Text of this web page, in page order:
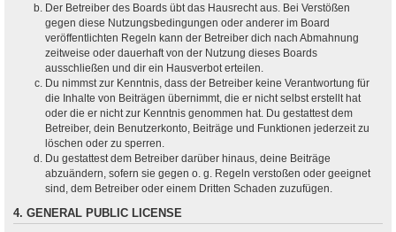
Der Betreiber des Boards übt das Hausrecht aus. Bei Verstößen
gegen diese Nutzungsbedingungen oder anderer im Board
veröffentlichten Regeln kann der Betreiber dich nach Abmahnung
zeitweise oder dauerhaft von der Nutzung dieses Boards
ausschließen und dir ein Hausverbot erteilen.
Du nimmst zur Kenntnis, dass der Betreiber keine Verantwortung für
die Inhalte von Beiträgen übernimmt, die er nicht selbst erstellt hat
oder die er nicht zur Kenntnis genommen hat. Du gestattest dem
Betreiber, dein Benutzerkonto, Beiträge und Funktionen jederzeit zu
löschen oder zu sperren.
Du gestattest dem Betreiber darüber hinaus, deine Beiträge
abzuändern, sofern sie gegen o. g. Regeln verstoßen oder geeignet
sind, dem Betreiber oder einem Dritten Schaden zuzufügen.
4. GENERAL PUBLIC LICENSE